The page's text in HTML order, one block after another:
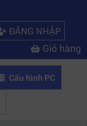
ĐĂNG NHẬP
Giỏ hàng
Cấu hình PC